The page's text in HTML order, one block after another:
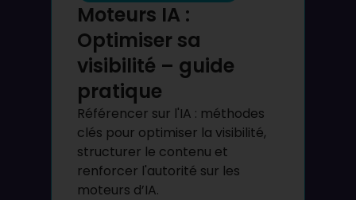
Moteurs IA :
Optimiser sa
visibilité – guide
pratique
Référencer sur l'IA : méthodes
clés pour optimiser la visibilité,
structurer le contenu et
renforcer l'autorité sur les
moteurs d’IA.